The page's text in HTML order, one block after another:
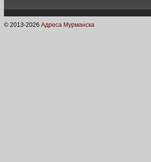
© 2013-2026 Адреса Мурманска